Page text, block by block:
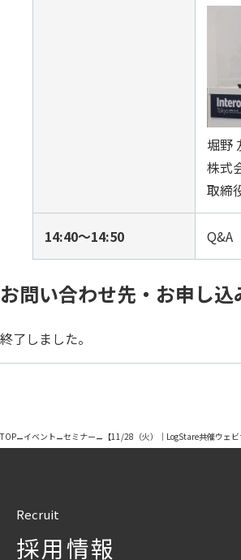
堀野
株式
取締
14:40〜14:50 Q&A
お問い合わせ先・お申し込
終了しました。
TOP–イベント–セミナー– 【11/28（火）｜LogStare共催ウェ
Recruit
採用情報